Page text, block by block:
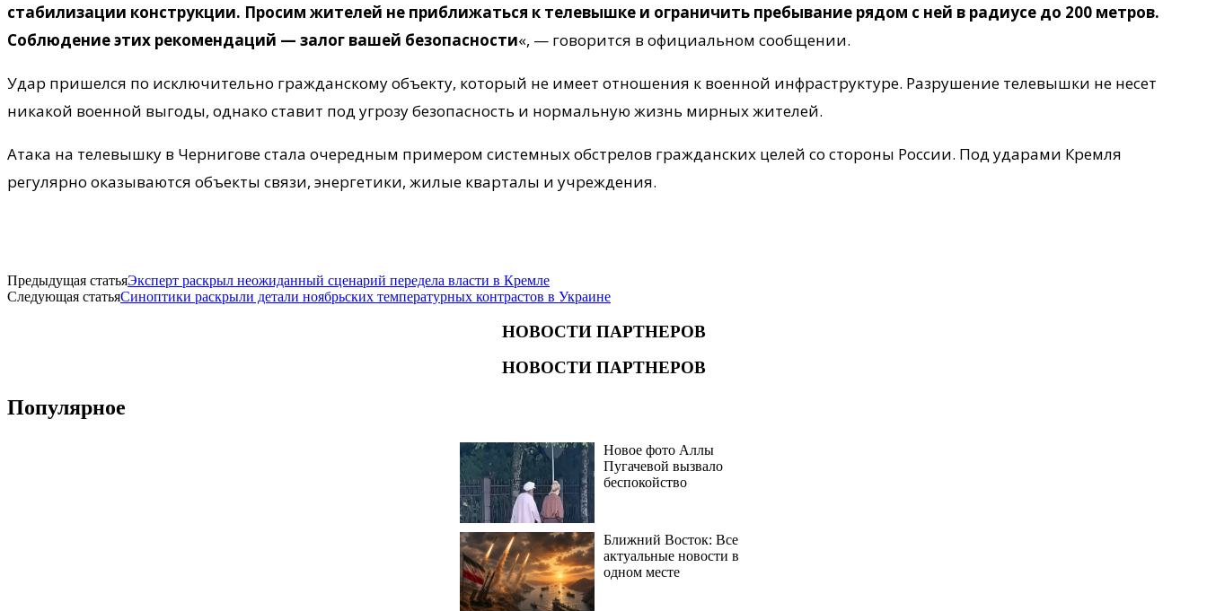
стабилизации конструкции. Просим жителей не приближаться к телевышке и ограничить пребывание рядом с ней в радиусе до 200 метров.
Соблюдение этих рекомендаций — залог вашей безопасности«, — говорится в официальном сообщении.
Удар пришелся по исключительно гражданскому объекту, который не имеет отношения к военной инфраструктуре. Разрушение телевышки не несет
никакой военной выгоды, однако ставит под угрозу безопасность и нормальную жизнь мирных жителей.
Атака на телевышку в Чернигове стала очередным примером системных обстрелов гражданских целей со стороны России. Под ударами Кремля
регулярно оказываются объекты связи, энергетики, жилые кварталы и учреждения.
Предыдущая статьяЭксперт раскрыл неожиданный сценарий передела власти в Кремле
Следующая статьяСиноптики раскрыли детали ноябрьских температурных контрастов в Украине
НОВОСТИ ПАРТНЕРОВ
НОВОСТИ ПАРТНЕРОВ
Популярное
Новое фото Аллы
Пугачевой вызвало
беспокойство
Ближний Восток: Все
актуальные новости в
одном месте